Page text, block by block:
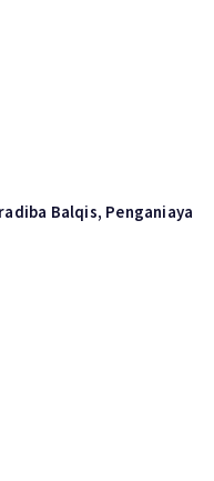
Balqis, Penganiaya